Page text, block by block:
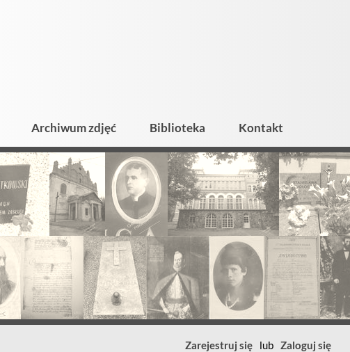
Archiwum zdjęć Biblioteka Kontakt
Zarejestruj się lub Zaloguj się